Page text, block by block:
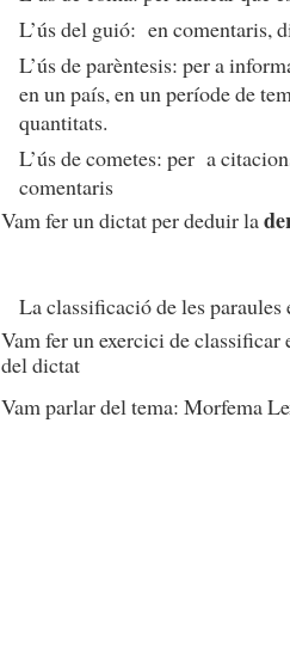
L’ús del guió: en comentaris,
L’ús de parèntesis: per a
en un país, en un període de
quantitats.
L’ús de cometes: per a
comentaris
Vam fer un dictat per deduir la
La classificació de les
Vam fer un exercici de
del dictat
Vam parlar del tema: Morfema